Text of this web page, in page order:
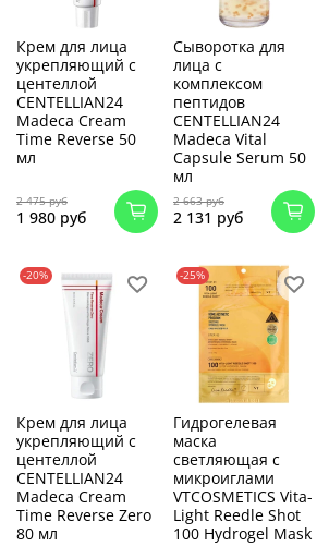
Крем для лица
укрепляющий с
центеллой
CENTELLIAN24
Madeca Cream
Time Reverse 50
мл
2 475 руб
1 980 руб
Сыворотка для
лица с
комплексом
пептидов
CENTELLIAN24
Madeca Vital
Capsule Serum 50
мл
2 663 руб
2 131 руб
-20%
Крем для лица
укрепляющий с
центеллой
CENTELLIAN24
Madeca Cream
Time Reverse Zero
80 мл
-25%
Гидрогелевая
маска
светляющая с
микроиглами
VTCOSMETICS Vita-
Light Reedle Shot
100 Hydrogel Mask